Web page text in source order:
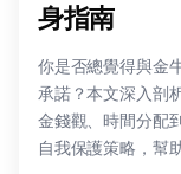
身指南
你是否總覺得與金
承諾？本文深入剖
金錢觀、時間分配
自我保護策略，幫